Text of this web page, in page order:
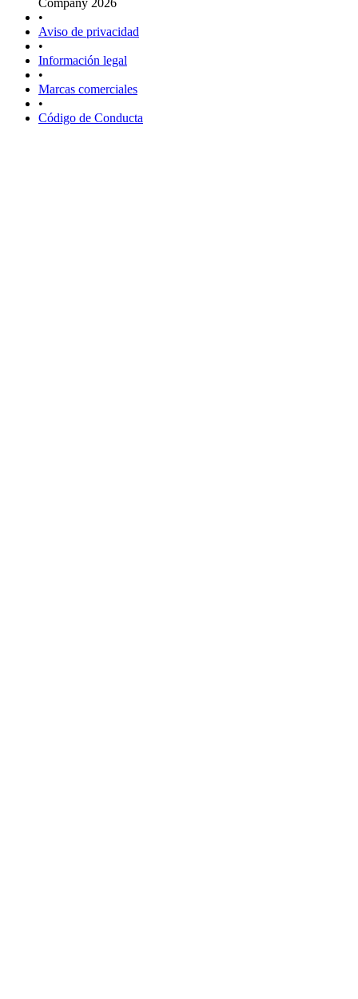
Company 2026
•
Aviso de privacidad
•
Información legal
•
Marcas comerciales
•
Código de Conducta